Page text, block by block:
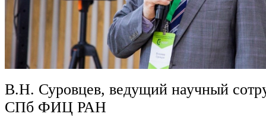
В.Н. Суровцев, ведущий научный
СПб ФИЦ РАН